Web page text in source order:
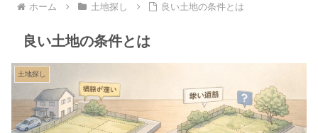
ホーム 土地探し 良い土地の条件とは
良い土地の条件とは
土地探し